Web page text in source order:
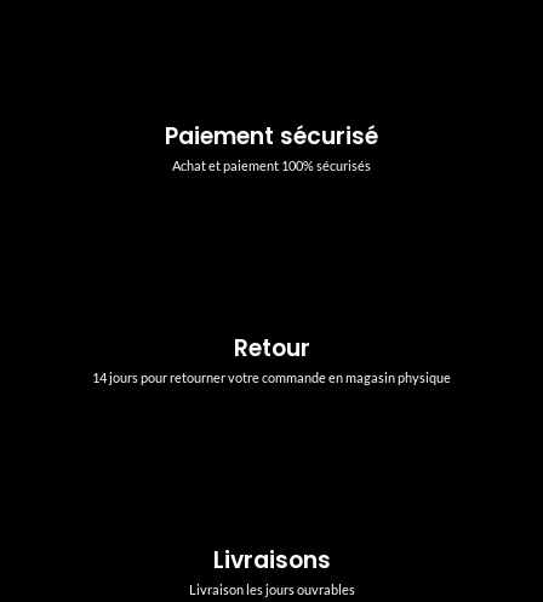
Paiement sécurisé
Achat et paiement 100% sécurisés
Retour
14 jours pour retourner votre commande en magasin physique
Livraisons
Livraison les jours ouvrables